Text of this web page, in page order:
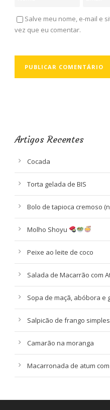
Salve meu nome, e-mail e
vez que eu comentar.
Artigos Recentes
Cocada
Torta gelada de BIS
Bolo de tapioca cremoso
Molho Shoyu
Peixe ao leite de coco
Salada de Macarrão com
Sopa de maçã, abóbora e
Salpicão de frango simples
Camarão na moranga
Macarronada de atum